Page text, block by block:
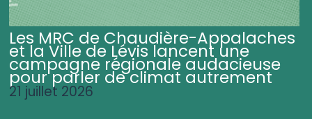
Les MRC de Chaudière-Appalaches
et la Ville de Lévis lancent une
campagne régionale audacieuse
pour parler de climat autrement
21 juillet 2026